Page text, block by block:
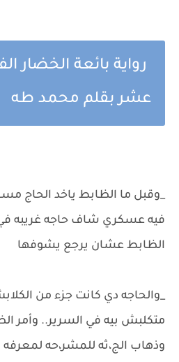
رواية بائعة الخضار
عشر بقلم محمد طه
_وقبل ما الظابط ياخد الحاج
فيه عسكري شاف حاجه غريبه في
الظابط عشان يرجع يشوفها
_والحاجه دي كانت جزء من
متكلبش بيه في السرير.. وأمر
وذهاب الج،ثه للمشر،حه